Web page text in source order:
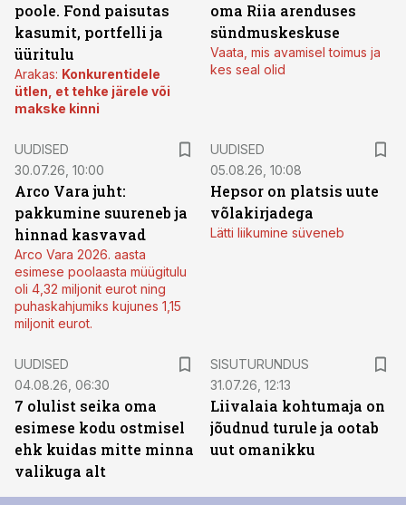
poole. Fond paisutas
kasumit, portfelli ja
üüritulu
Arakas: Konkurentidele
ütlen, et tehke järele või
makske kinni
oma Riia arenduses
sündmuskeskuse
Vaata, mis avamisel toimus ja
kes seal olid
UUDISED
30.07.26, 10:00
Arco Vara juht:
pakkumine suureneb ja
hinnad kasvavad
Arco Vara 2026. aasta
esimese poolaasta müügitulu
oli 4,32 miljonit eurot ning
puhaskahjumiks kujunes 1,15
miljonit eurot.
UUDISED
05.08.26, 10:08
Hepsor on platsis uute
võlakirjadega
Lätti liikumine süveneb
UUDISED
04.08.26, 06:30
7 olulist seika oma
esimese kodu ostmisel
ehk kuidas mitte minna
valikuga alt
SISUTURUNDUS
31.07.26, 12:13
Liivalaia kohtumaja on
jõudnud turule ja ootab
uut omanikku